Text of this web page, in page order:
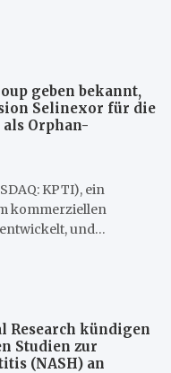
geben bekannt,
Selinexor für die
Orphan-
KPTI), ein
kommerziellen
und…
Research kündigen
Studien zur
(NASH) an